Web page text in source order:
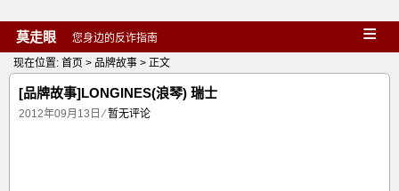
莫走眼 您身边的反诈指南 ≡
现在位置: 首页 > 品牌故事 > 正文
[品牌故事]LONGINES(浪琴) 瑞士
2012年09月13日 ⁄暂无评论